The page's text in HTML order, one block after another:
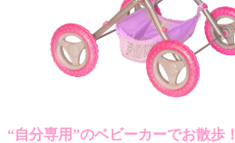
“自分専用”のベビーカーでお散歩！